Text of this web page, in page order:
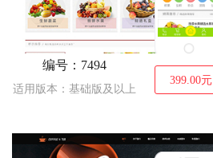
编号：7494
适用版本：基础版及以上
399.00元